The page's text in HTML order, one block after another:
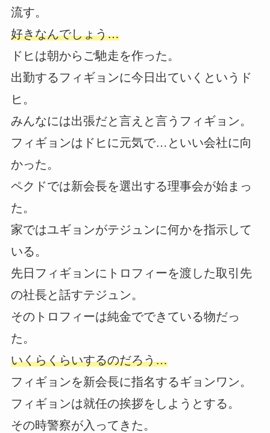
流す。
好きなんでしょう…
ドヒは朝からご馳走を作った。
出勤するフィギョンに今日出ていくというド
ヒ。
みんなには出張だと言えと言うフィギョン。
フィギョンはドヒに元気で…といい会社に向
かった。
ペクドでは新会長を選出する理事会が始まっ
た。
家ではユギョンがテジュンに何かを指示して
いる。
先日フィギョンにトロフィーを渡した取引先
の社長と話すテジュン。
そのトロフィーは純金でできている物だっ
た。
いくらくらいするのだろう…
フィギョンを新会長に指名するギョンワン。
フィギョンは就任の挨拶をしようとする。
その時警察が入ってきた。